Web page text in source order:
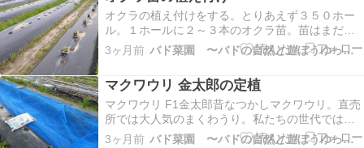
ト、ジャンボピーマン、マクワウリの３種類。 よ
ごれた鉢を洗い、苗を整え、価格ラベルを貼って
４か所の直…
オクラの植え付けをする。とりあえず３５０ホー
ル。１ホールに２～３本のオクラ苗。苗はまだす
こし小さいが、とりあえず第１弾。予定の３分の
１ぐらいになる。残りは大雨が続いたので、まだ
く、しばらく晴れの天気が続きそうなので、なん
とか畝を作って早く…
3ヶ月前 バド菜園 〜バドの自然と遊ぼうゆったり菜園らいふ〜
マクワウリ 金太郎の定植
マクワウリ F1金太郎昔なつかしマクワウリ。直売
所では大人気のまくわうり。私たちの世代ではほ
んと昔の香りがするマクワウリです。今年もつく
3ヶ月前 バド菜園 〜バドの自然と遊ぼうゆったり菜園らいふ〜